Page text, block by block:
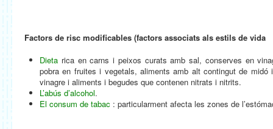
Factors de risc modificables (factors associats als estils de vida
Dieta rica en carns i peixos curats amb sal, conserves en
pobra en fruites i vegetals, aliments amb alt contingut de
vinagre i aliments i begudes que contenen nitrats i nitrits.
L’abús d’alcohol.
El consum de tabac : particularment afecta les zones de